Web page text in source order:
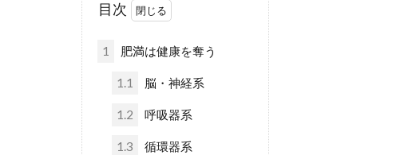
目次
1 肥満は健康を奪う
1.1 脳・神経系
1.2 呼吸器系
1.3 循環器系